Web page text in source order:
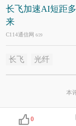
长飞加速AI短距
来
C114通信网 6/29
长飞 光纤
本
0